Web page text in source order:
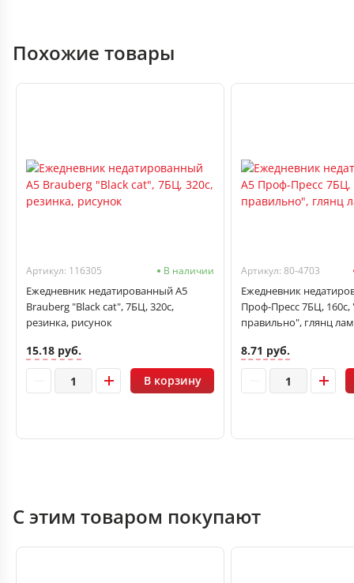
Похожие товары
Артикул: 116305 В наличии
Ежедневник недатированный А5
Brauberg "Black cat", 7БЦ, 320с,
резинка, рисунок
15.18 руб.
В корзину
Артикул: 80-4703
Ежедневник
Проф-Пресс 7БЦ, 160с,
правильно", глянц лам
8.71 руб.
С этим товаром покупают